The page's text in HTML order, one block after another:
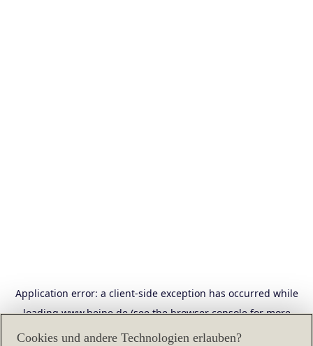
Application error: a client-side exception has occurred while
loadingwww.heine.de(see the browser consolefor more
information).
Cookies und andere Technologien erlauben?